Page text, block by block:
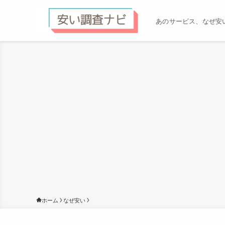
あのサービス、なぜ安
ホーム なぜ安い